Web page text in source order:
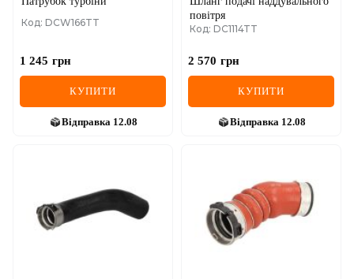
Код: DCW166TT
1 245 грн
КУПИТИ
Відправка 12.08
повітря
Код: DC1114TT
2 570 грн
КУПИТИ
Відправка 12.08